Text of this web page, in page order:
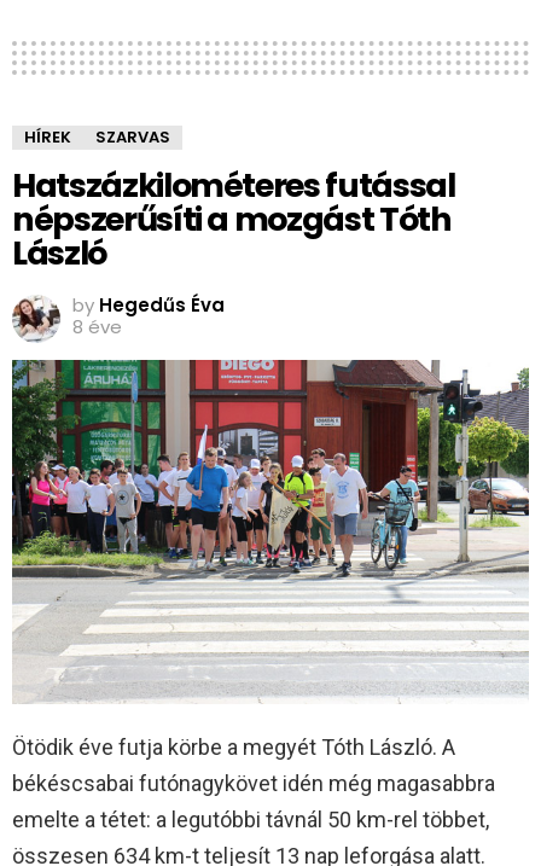
HÍREK SZARVAS
Hatszázkilométeres futással
népszerűsíti a mozgást Tóth
László
by Hegedűs Éva
8 éve
Ötödik éve futja körbe a megyét Tóth László. A
békéscsabai futónagykövet idén még magasabbra
emelte a tétet: a legutóbbi távnál 50 km-rel többet,
összesen 634 km-t teljesít 13 nap leforgása alatt.